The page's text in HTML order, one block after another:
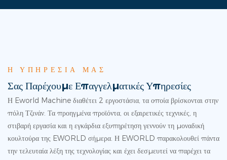
Η ΥΠΗΡΕΣΊΑ ΜΑΣ
Σας Παρέχουμε Επαγγελματικές Υπηρεσίες
Η Eworld Machine διαθέτει 2 εργοστάσια, τα οποία βρίσκονται στην
πόλη Τζινάν. Τα προηγμένα προϊόντα, οι εξαιρετικές τεχνικές, η
στιβαρή εργασία και η εγκάρδια εξυπηρέτηση γεννούν τη μοναδική
κουλτούρα της EWORLD σήμερα. Η EWORLD παρακολουθεί πάντα
την τελευταία λέξη της τεχνολογίας και έχει δεσμευτεί να παρέχει τα